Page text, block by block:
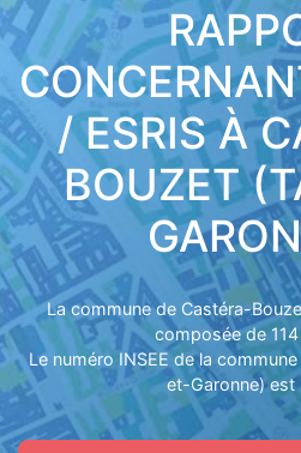
/ ESRIS À
BOUZET
La commune de Castéra-
composée de
Le numéro INSEE de la
et-Garonne) est